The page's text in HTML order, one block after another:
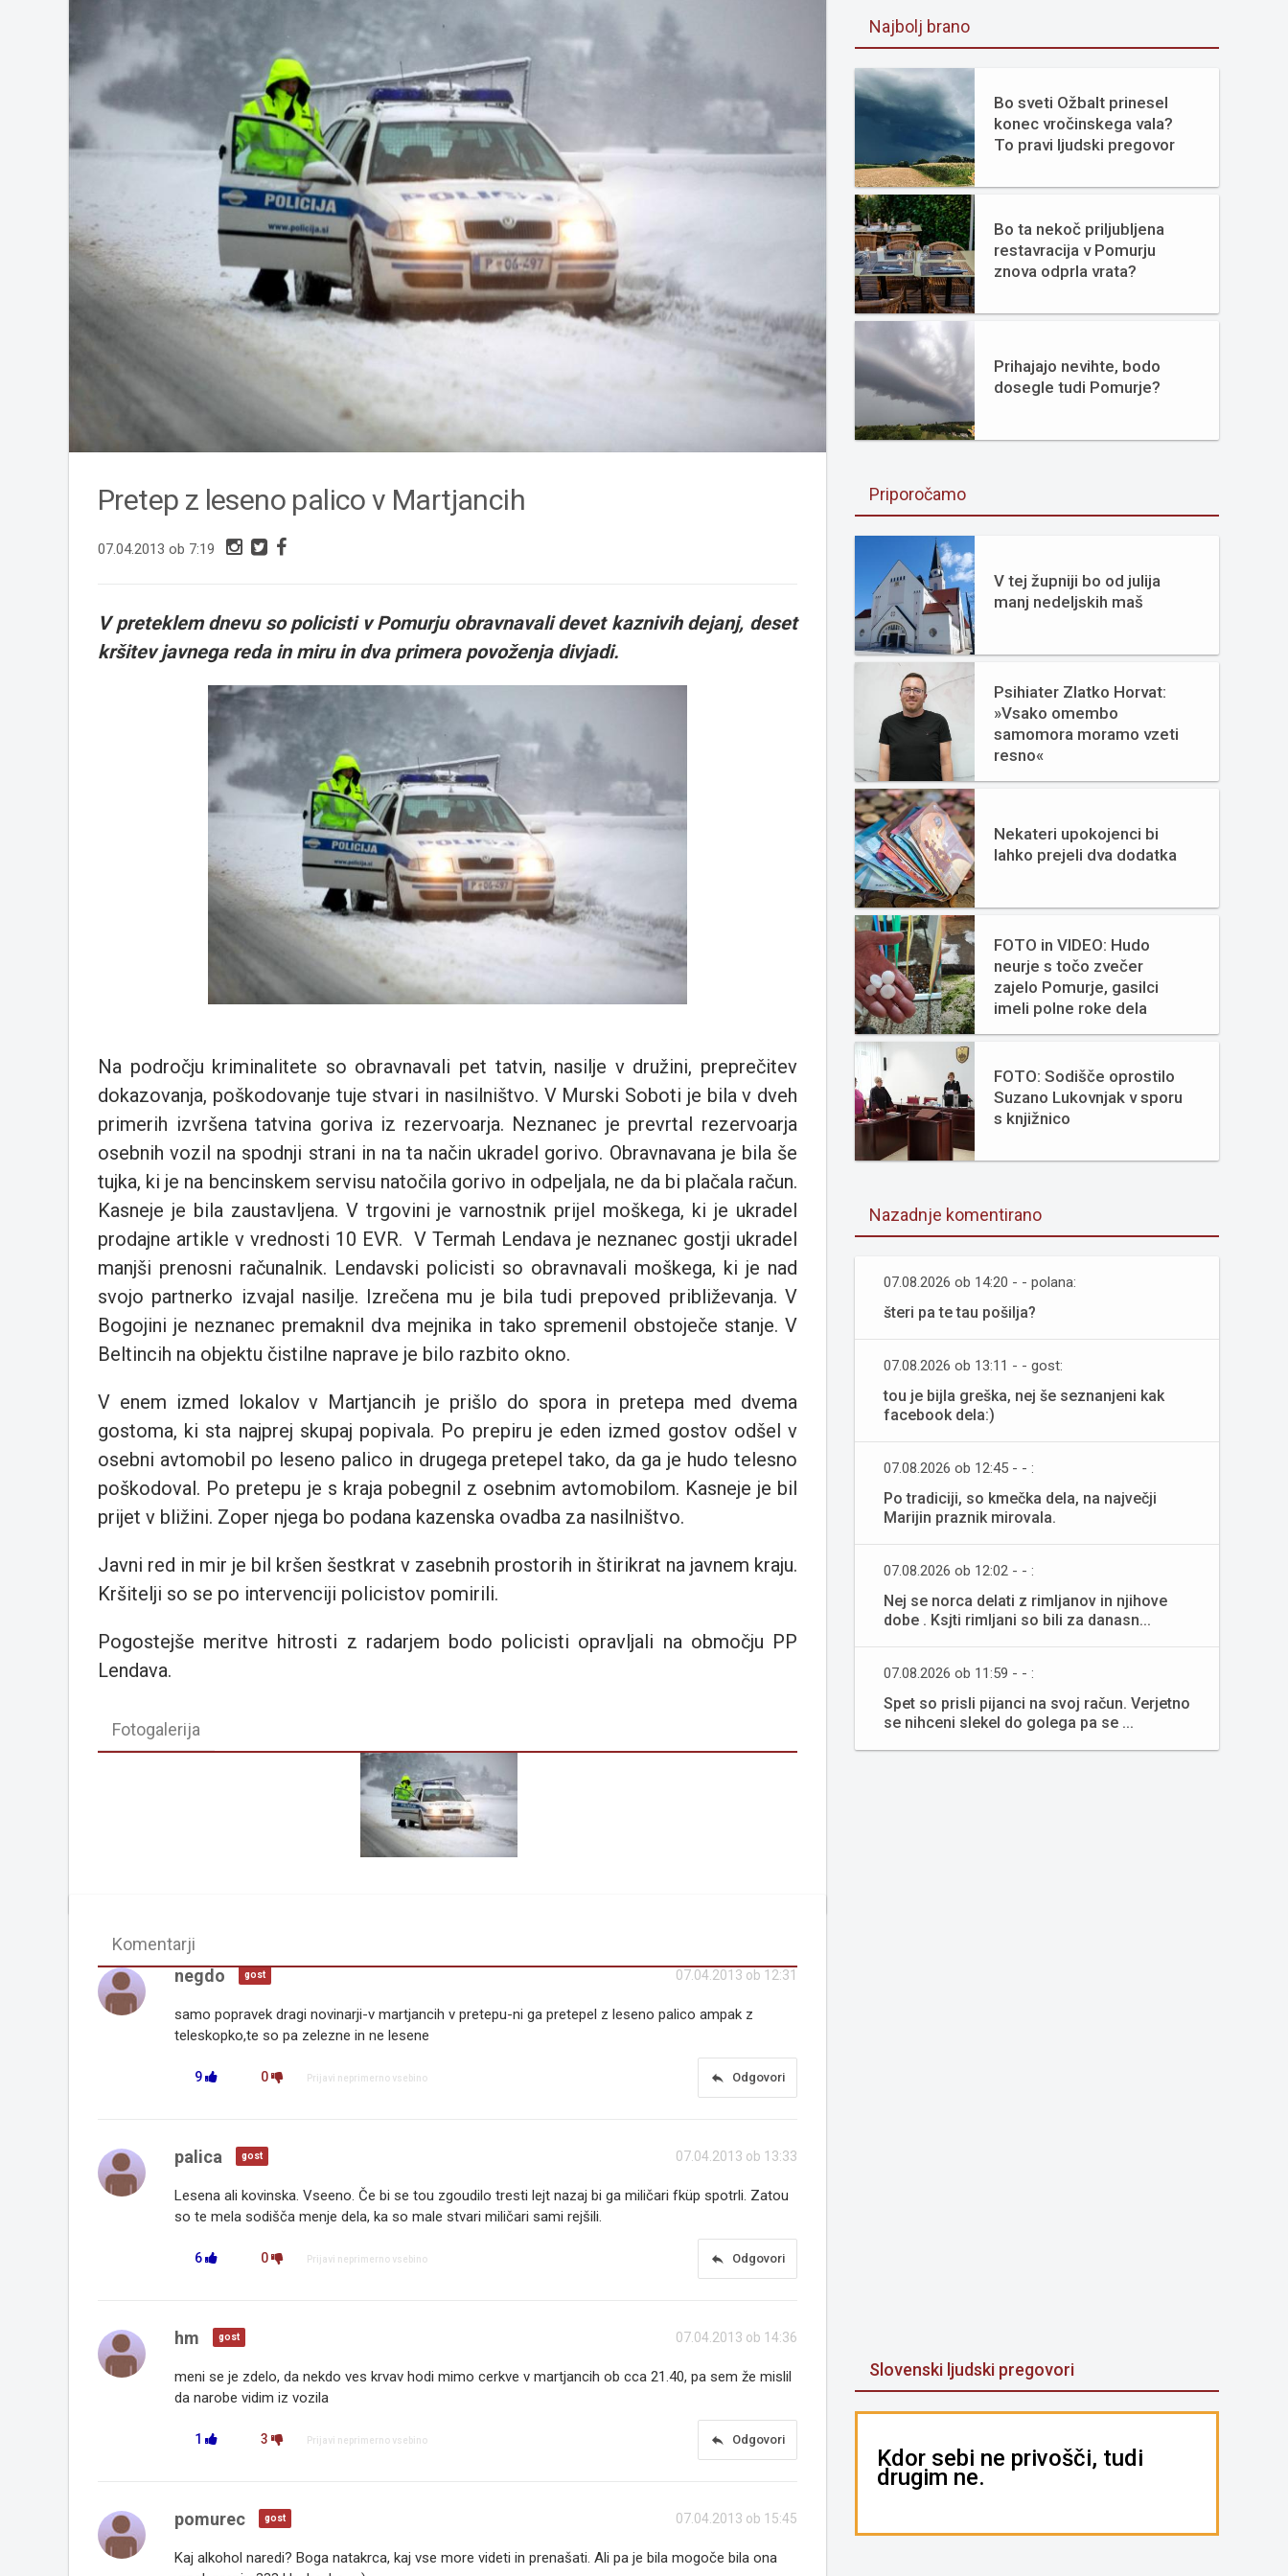
Pretep z leseno palico v Martjancih
07.04.2013 ob 7:19
V preteklem dnevu so policisti v Pomurju obravnavali devet kaznivih dejanj, deset
kršitev javnega reda in miru in dva primera povoženja divjadi.
Na področju kriminalitete so obravnavali pet tatvin, nasilje v družini, preprečitev
dokazovanja, poškodovanje tuje stvari in nasilništvo. V Murski Soboti je bila v dveh
primerih izvršena tatvina goriva iz rezervoarja. Neznanec je prevrtal rezervoarja
osebnih vozil na spodnji strani in na ta način ukradel gorivo. Obravnavana je bila še
tujka, ki je na bencinskem servisu natočila gorivo in odpeljala, ne da bi plačala račun.
Kasneje je bila zaustavljena. V trgovini je varnostnik prijel moškega, ki je ukradel
prodajne artikle v vrednosti 10 EVR. V Termah Lendava je neznanec gostji ukradel
manjši prenosni računalnik. Lendavski policisti so obravnavali moškega, ki je nad
svojo partnerko izvajal nasilje. Izrečena mu je bila tudi prepoved približevanja. V
Bogojini je neznanec premaknil dva mejnika in tako spremenil obstoječe stanje. V
Beltincih na objektu čistilne naprave je bilo razbito okno.
V enem izmed lokalov v Martjancih je prišlo do spora in pretepa med dvema
gostoma, ki sta najprej skupaj popivala. Po prepiru je eden izmed gostov odšel v
osebni avtomobil po leseno palico in drugega pretepel tako, da ga je hudo telesno
poškodoval. Po pretepu je s kraja pobegnil z osebnim avtomobilom. Kasneje je bil
prijet v bližini. Zoper njega bo podana kazenska ovadba za nasilništvo.
Javni red in mir je bil kršen šestkrat v zasebnih prostorih in štirikrat na javnem kraju.
Kršitelji so se po intervenciji policistov pomirili.
Pogostejše meritve hitrosti z radarjem bodo policisti opravljali na območju PP
Lendava.
Fotogalerija
Komentarji
07.04.2013 ob 12:31
negdo gost
samo popravek dragi novinarji-v martjancih v pretepu-ni ga pretepel z leseno palico ampak z
teleskopko,te so pa zelezne in ne lesene
9 0 reply Odgovori
Prijavi neprimerno vsebino
07.04.2013 ob 13:33
palica gost
Lesena ali kovinska. Vseeno. Če bi se tou zgoudilo tresti lejt nazaj bi ga miličari fküp spotrli. Zatou
so te mela sodišča menje dela, ka so male stvari miličari sami rejšili.
6 0 reply Odgovori
Prijavi neprimerno vsebino
07.04.2013 ob 14:36
hm gost
meni se je zdelo, da nekdo ves krvav hodi mimo cerkve v martjancih ob cca 21.40, pa sem že mislil
da narobe vidim iz vozila
1 3 reply Odgovori
Prijavi neprimerno vsebino
07.04.2013 ob 15:45
pomurec gost
Kaj alkohol naredi? Boga natakrca, kaj vse more videti in prenašati. Ali pa je bila mogoče bila ona
Najbolj brano
Bo sveti Ožbalt prinesel
konec vročinskega vala?
To pravi ljudski pregovor
Bo ta nekoč priljubljena
restavracija v Pomurju
znova odprla vrata?
Prihajajo nevihte, bodo
dosegle tudi Pomurje?
Priporočamo
V tej župniji bo od julija
manj nedeljskih maš
Psihiater Zlatko Horvat:
»Vsako omembo
samomora moramo vzeti
resno«
Nekateri upokojenci bi
lahko prejeli dva dodatka
FOTO in VIDEO: Hudo
neurje s točo zvečer
zajelo Pomurje, gasilci
imeli polne roke dela
FOTO: Sodišče oprostilo
Suzano Lukovnjak v sporu
s knjižnico
Nazadnje komentirano
07.08.2026 ob 14:20 - - polana:
šteri pa te tau pošilja?
07.08.2026 ob 13:11 - - gost:
tou je bijla greška, nej še seznanjeni kak
facebook dela:)
07.08.2026 ob 12:45 - - :
Po tradiciji, so kmečka dela, na največji
Marijin praznik mirovala.
07.08.2026 ob 12:02 - - :
Nej se norca delati z rimljanov in njihove
dobe . Ksjti rimljani so bili za danasn...
07.08.2026 ob 11:59 - - :
Spet so prisli pijanci na svoj račun. Verjetno
se nihceni slekel do golega pa se ...
Slovenski ljudski pregovori
Kdor sebi ne privošči, tudi
drugim ne.